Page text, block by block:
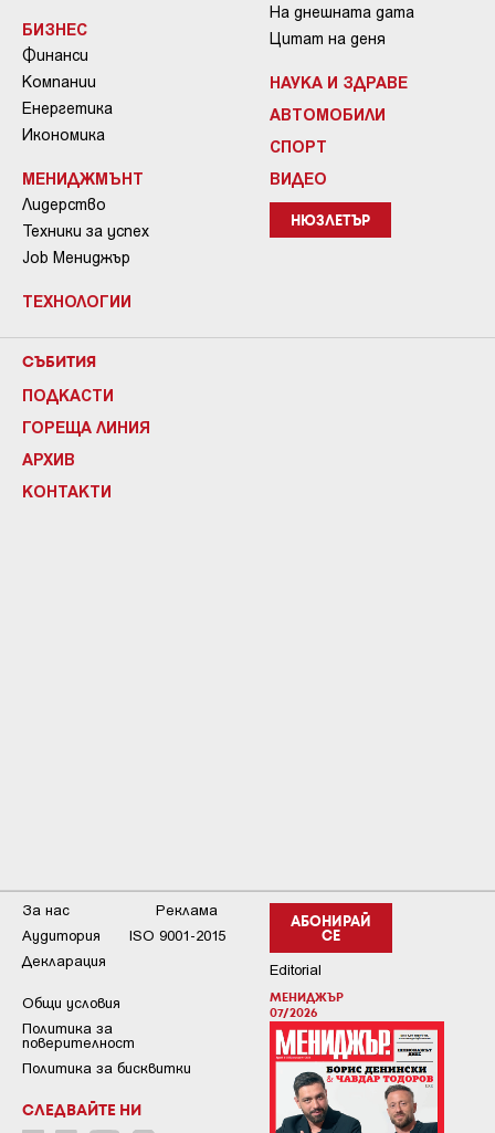
БИЗНЕС
Финанси
Компании
Енергетика
Икономика
МЕНИДЖМЪНТ
Лидерство
Техники за успех
Job Мениджър
ТЕХНОЛОГИИ
На днешната дата
Цитат на деня
НАУКА И ЗДРАВЕ
АВТОМОБИЛИ
СПОРТ
ВИДЕО
НЮЗЛЕТЪР
СЪБИТИЯ
ПОДКАСТИ
ГОРЕЩА ЛИНИЯ
АРХИВ
КОНТАКТИ
АБОНИРАЙ
СЕ
Editorial
МЕНИДЖЪР
07/2026
За нас
Реклама
Аудитория
ISO 9001-2015
Декларация
Общи условия
Пoлитикa зa
пoвepитeлнocт
Политика за бисквитки
СЛЕДВАЙТЕ НИ